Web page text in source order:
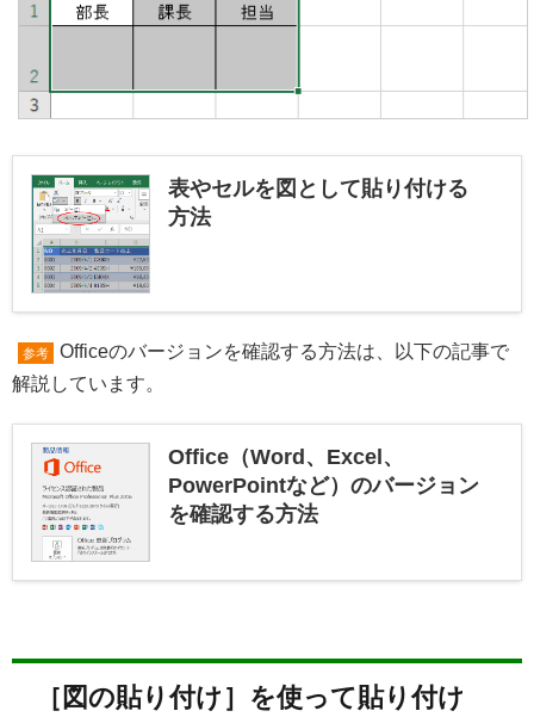
表やセルを図として貼り付ける
方法
参考
Officeのバージョンを確認する方法は、以下の記事で
解説しています。
Office（Word、Excel、
PowerPointなど）のバージョン
を確認する方法
［図の貼り付け］を使って貼り付け